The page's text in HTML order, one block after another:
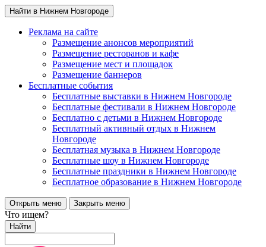
Найти в Нижнем Новгороде
Реклама на сайте
Размещение анонсов мероприятий
Размещение ресторанов и кафе
Размещение мест и площадок
Размещение баннеров
Бесплатные события
Бесплатные выставки в Нижнем Новгороде
Бесплатные фестивали в Нижнем Новгороде
Бесплатно с детьми в Нижнем Новгороде
Бесплатный активный отдых в Нижнем
Новгороде
Бесплатная музыка в Нижнем Новгороде
Бесплатные шоу в Нижнем Новгороде
Бесплатные праздники в Нижнем Новгороде
Бесплатное образование в Нижнем Новгороде
Открыть меню Закрыть меню
Что ищем?
Найти